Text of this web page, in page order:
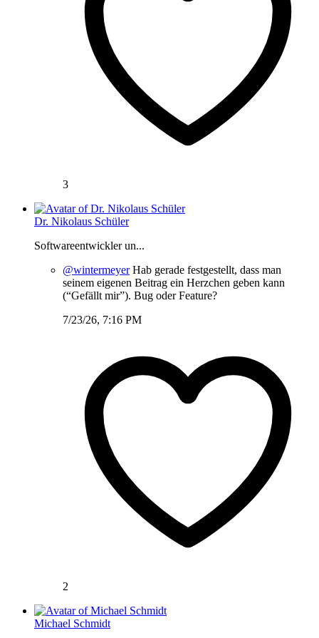
3
Dr. Nikolaus Schüler
Softwareentwickler un...
@wintermeyerHab gerade festgestellt, dass man
seinem eigenen Beitrag ein Herzchen geben kann
(“Gefällt mir”). Bug oder Feature?
7/23/26, 7:16 PM
2
Michael Schmidt